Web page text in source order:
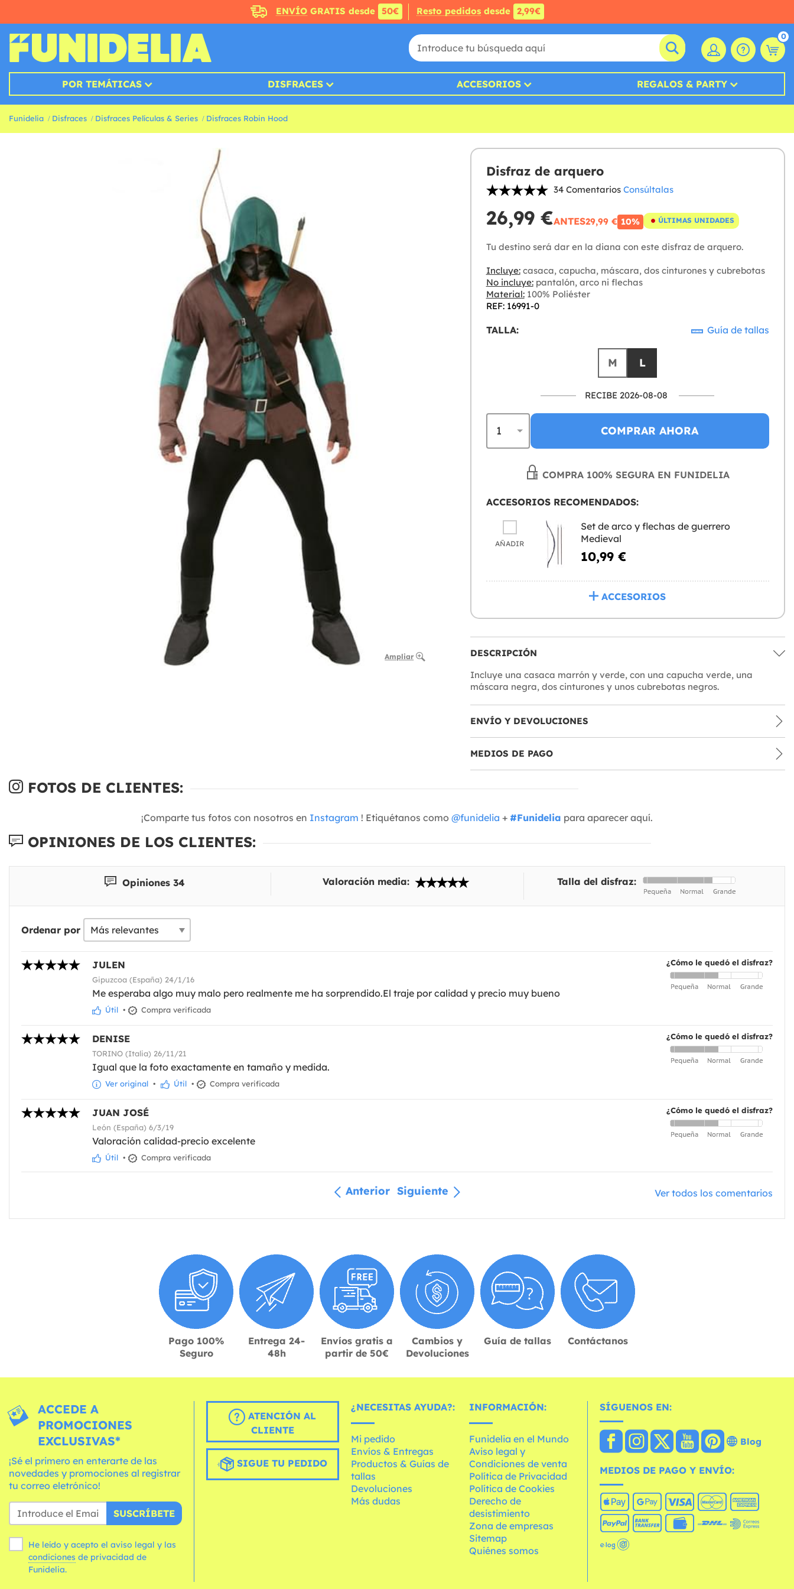
ENVÍOGRATIS desde 50€ Resto pedidosdesde 2,99€
0
POR TEMÁTICAS DISFRACES ACCESORIOS REGALOS & PARTY
Funidelia Disfraces Disfraces Películas & Series Disfraces Robin Hood
Ampliar
Disfraz de arquero
34 Comentarios Consúltalas
26,99 €ANTES29,99 € 10% ÚLTIMAS UNIDADES
Tu destino será dar en la diana con este disfraz de arquero.
Incluye:casaca, capucha, máscara, dos cinturones y cubrebotas
No incluye:pantalón, arco ni flechas
Material:100% Poliéster
REF: 16991-0
TALLA: Guía de tallas
M L
RECIBE 2026-08-08
COMPRAR AHORA
COMPRA 100% SEGURA EN FUNIDELIA
ACCESORIOS RECOMENDADOS:
AÑADIR
Set de arco y flechas de guerrero
Medieval
10,99 €
ACCESORIOS
DESCRIPCIÓN
Incluye una casaca marrón y verde, con una capucha verde, una
máscara negra, dos cinturones y unos cubrebotas negros.
ENVÍO Y DEVOLUCIONES
MEDIOS DE PAGO
FOTOS DE CLIENTES:
¡Comparte tus fotos con nosotros en Instagram ! Etiquétanos como @funidelia + #Funidelia para aparecer aquí.
OPINIONES DE LOS CLIENTES:
Opiniones 34 Valoración media: Talla del disfraz:
Ordenar por
¿Cómo le quedó el disfraz?
JULEN
Gipuzcoa (España) 24/1/16
Me esperaba algo muy malo pero realmente me ha sorprendido.El traje por calidad y precio muy bueno
Útil • Compra verificada
¿Cómo le quedó el disfraz?
DENISE
TORINO (Italia) 26/11/21
Igual que la foto exactamente en tamaño y medida.
Ver original • Útil • Compra verificada
¿Cómo le quedó el disfraz?
JUAN JOSÉ
León (España) 6/3/19
Valoración calidad-precio excelente
Útil • Compra verificada
Anterior Siguiente Ver todos los comentarios
Pago 100%
Seguro
Entrega 24-
48h
Envíos gratis a
partir de 50€
Cambios y
Devoluciones
Guía de tallas Contáctanos
ACCEDE A
PROMOCIONES
EXCLUSIVAS*
¡Sé el primero en enterarte de las
novedades y promociones al registrar
tu correo eletrónico!
SUSCRÍBETE
He leído y acepto el aviso legal y las
condiciones
Funidelia.
ATENCIÓN AL
CLIENTE
SIGUE TU PEDIDO
¿NECESITAS AYUDA?:
Mi pedido
Envíos & Entregas
Productos & Guías de
tallas
Devoluciones
Más dudas
INFORMACIÓN:
Funidelia en el Mundo
Aviso legal y
Condiciones de venta
Política de Privacidad
Política de Cookies
Derecho de
desistimiento
Zona de empresas
Sitemap
Quiénes somos
SÍGUENOS EN:
Blog
MEDIOS DE PAGO Y ENVÍO: